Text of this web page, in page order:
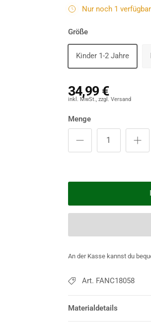
Nur noch 1
Größe
Kinder 1-2 Jahre
34,99 €
Menge
An der Kasse kannst du
Art. FANC18058
Materialdetails